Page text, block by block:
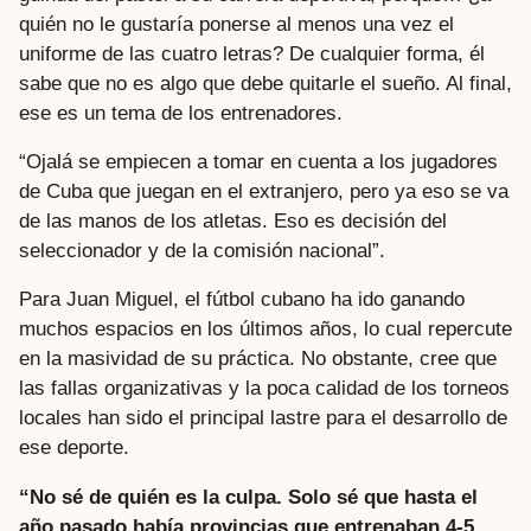
quién no le gustaría ponerse al menos una vez el
uniforme de las cuatro letras? De cualquier forma, él
sabe que no es algo que debe quitarle el sueño. Al final,
ese es un tema de los entrenadores.
“Ojalá se empiecen a tomar en cuenta a los jugadores
de Cuba que juegan en el extranjero, pero ya eso se va
de las manos de los atletas. Eso es decisión del
seleccionador y de la comisión nacional”.
Para Juan Miguel, el fútbol cubano ha ido ganando
muchos espacios en los últimos años, lo cual repercute
en la masividad de su práctica. No obstante, cree que
las fallas organizativas y la poca calidad de los torneos
locales han sido el principal lastre para el desarrollo de
ese deporte.
“No sé de quién es la culpa. Solo sé que hasta el
año pasado había provincias que entrenaban 4-5